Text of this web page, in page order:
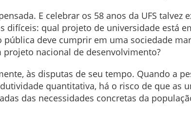
E celebrar os 58 anos da UFS talvez
qual projeto de universidade está
deve cumprir em uma sociedade
nacional de desenvolvimento?
às disputas de seu tempo. Quando a
quantitativa, há o risco de que as
das necessidades concretas da